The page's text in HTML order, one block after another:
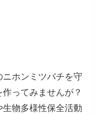
ホンミツバチを守
ってみませんが？
物多様性保全活動